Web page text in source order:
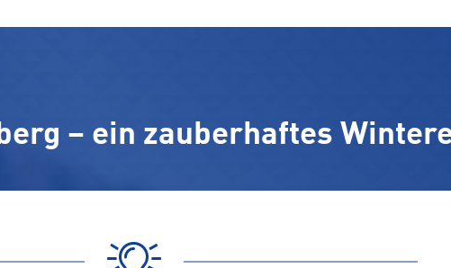
– ein zauberhaftes